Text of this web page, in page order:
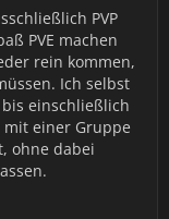
PVP
PVE machen
rein kommen,
Ich selbst
einschließlich
einer Gruppe
ohne dabei